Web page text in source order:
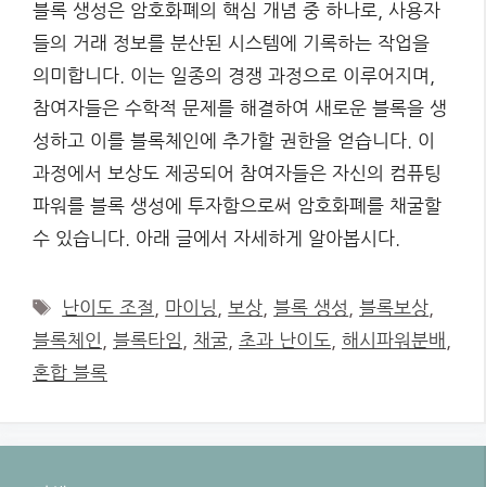
블록 생성은 암호화폐의 핵심 개념 중 하나로, 사용자
들의 거래 정보를 분산된 시스템에 기록하는 작업을
의미합니다. 이는 일종의 경쟁 과정으로 이루어지며,
참여자들은 수학적 문제를 해결하여 새로운 블록을 생
성하고 이를 블록체인에 추가할 권한을 얻습니다. 이
과정에서 보상도 제공되어 참여자들은 자신의 컴퓨팅
파워를 블록 생성에 투자함으로써 암호화폐를 채굴할
수 있습니다. 아래 글에서 자세하게 알아봅시다.
Tags
난이도 조절 마이닝 보상 ,블록 생성 ,블록보상
블록체인
블록타임 채굴 초과 난이도 해시파워분배
혼합 블록